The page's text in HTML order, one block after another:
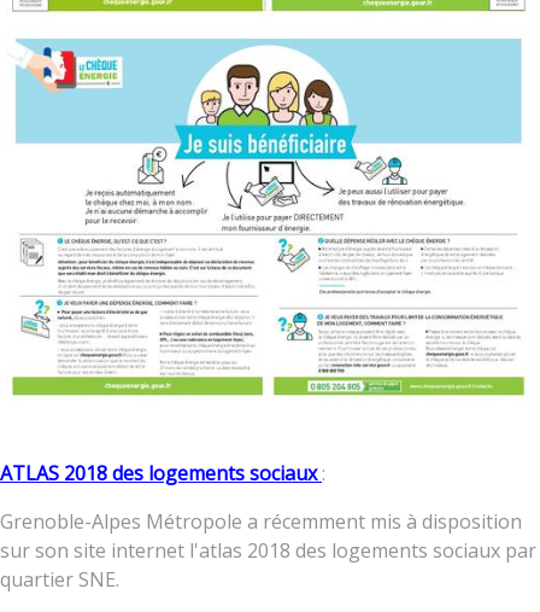
ATLAS 2018 des logements sociaux:
Grenoble-Alpes Métropole a récemment mis à disposition
sur son site internet l'atlas 2018 des logements sociaux par
quartier SNE.